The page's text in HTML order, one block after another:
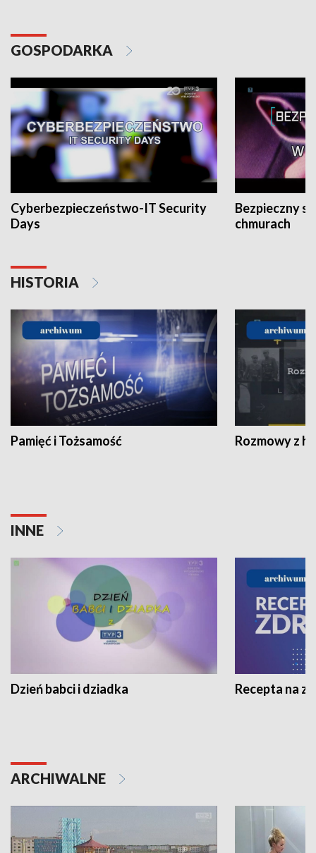
GOSPODARKA
Cyberbezpieczeństwo-IT Security
Days
Bezpieczny
chmurach
HISTORIA
Pamięć i Tożsamość Rozmowy z
INNE
Dzień babci i dziadka Recepta na
ARCHIWALNE